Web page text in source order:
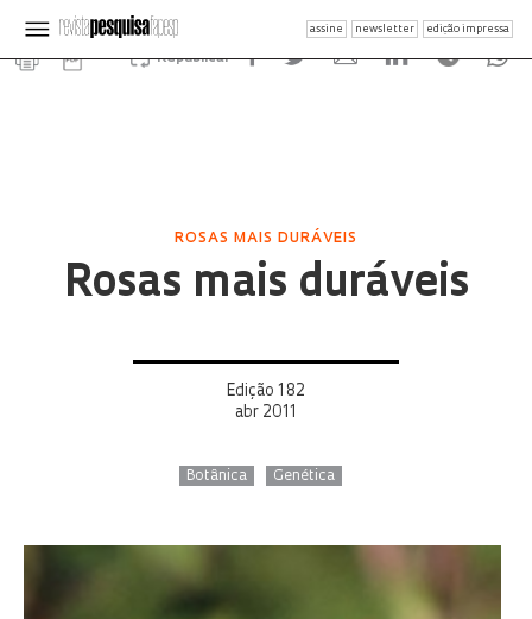
assine newsletter edição impressa
Republicar
ROSAS MAIS DURÁVEIS
Rosas mais duráveis
Edição 182
abr 2011
Botânica Genética